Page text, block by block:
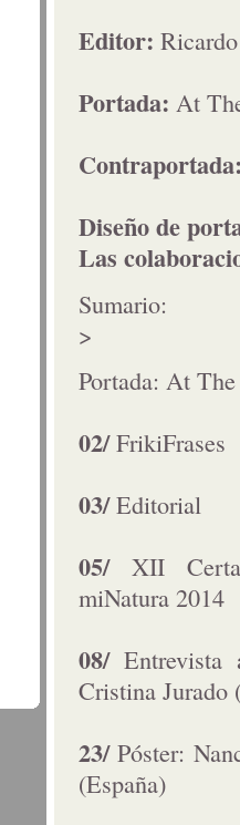
Editor:
Portada:At
Diseño de
Las
Sumario:
>
Portada: At
02/FrikiFrases
03/Editorial
05/ XII
miNatura 2014
08/
Cristina Jurado
23/Póster:
(España)